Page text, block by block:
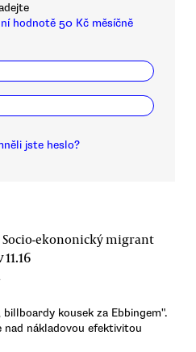
hodnotě 50 Kč měsíčně
jste heslo?
Socio-ekononický migrant
kousek za Ebbingem".
nákladovou efektivitou